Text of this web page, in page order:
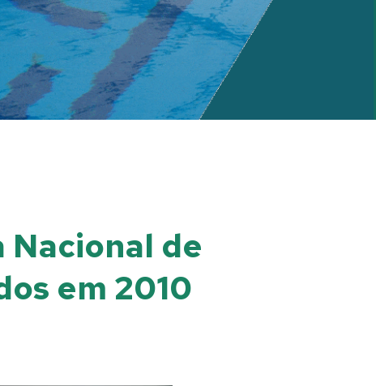
de
em 2010